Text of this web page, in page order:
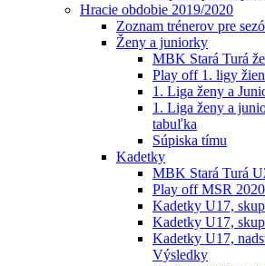
Hracie obdobie 2019/2020
Zoznam trénerov pre
Ženy a juniorky
MBK Stará Turá
Play off 1. ligy
1. Liga ženy a
1. Liga ženy a
tabuľka
Súpiska tímu
Kadetky
MBK Stará Turá
Play off MSR
Kadetky U17,
Kadetky U17,
Kadetky U17,
Výsledky